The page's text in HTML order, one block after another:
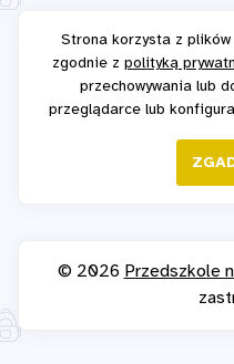
Strona korzysta z
zgodnie z polityką
przechowywania lub
przeglądarce lub
© 2026 Przedszkole